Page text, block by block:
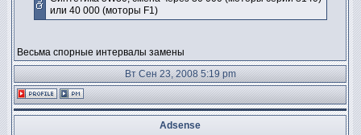
или 40 000 (моторы F1)
Весьма спорные интервалы замены
Вт Сен 23, 2008 5:19 pm
Adsense